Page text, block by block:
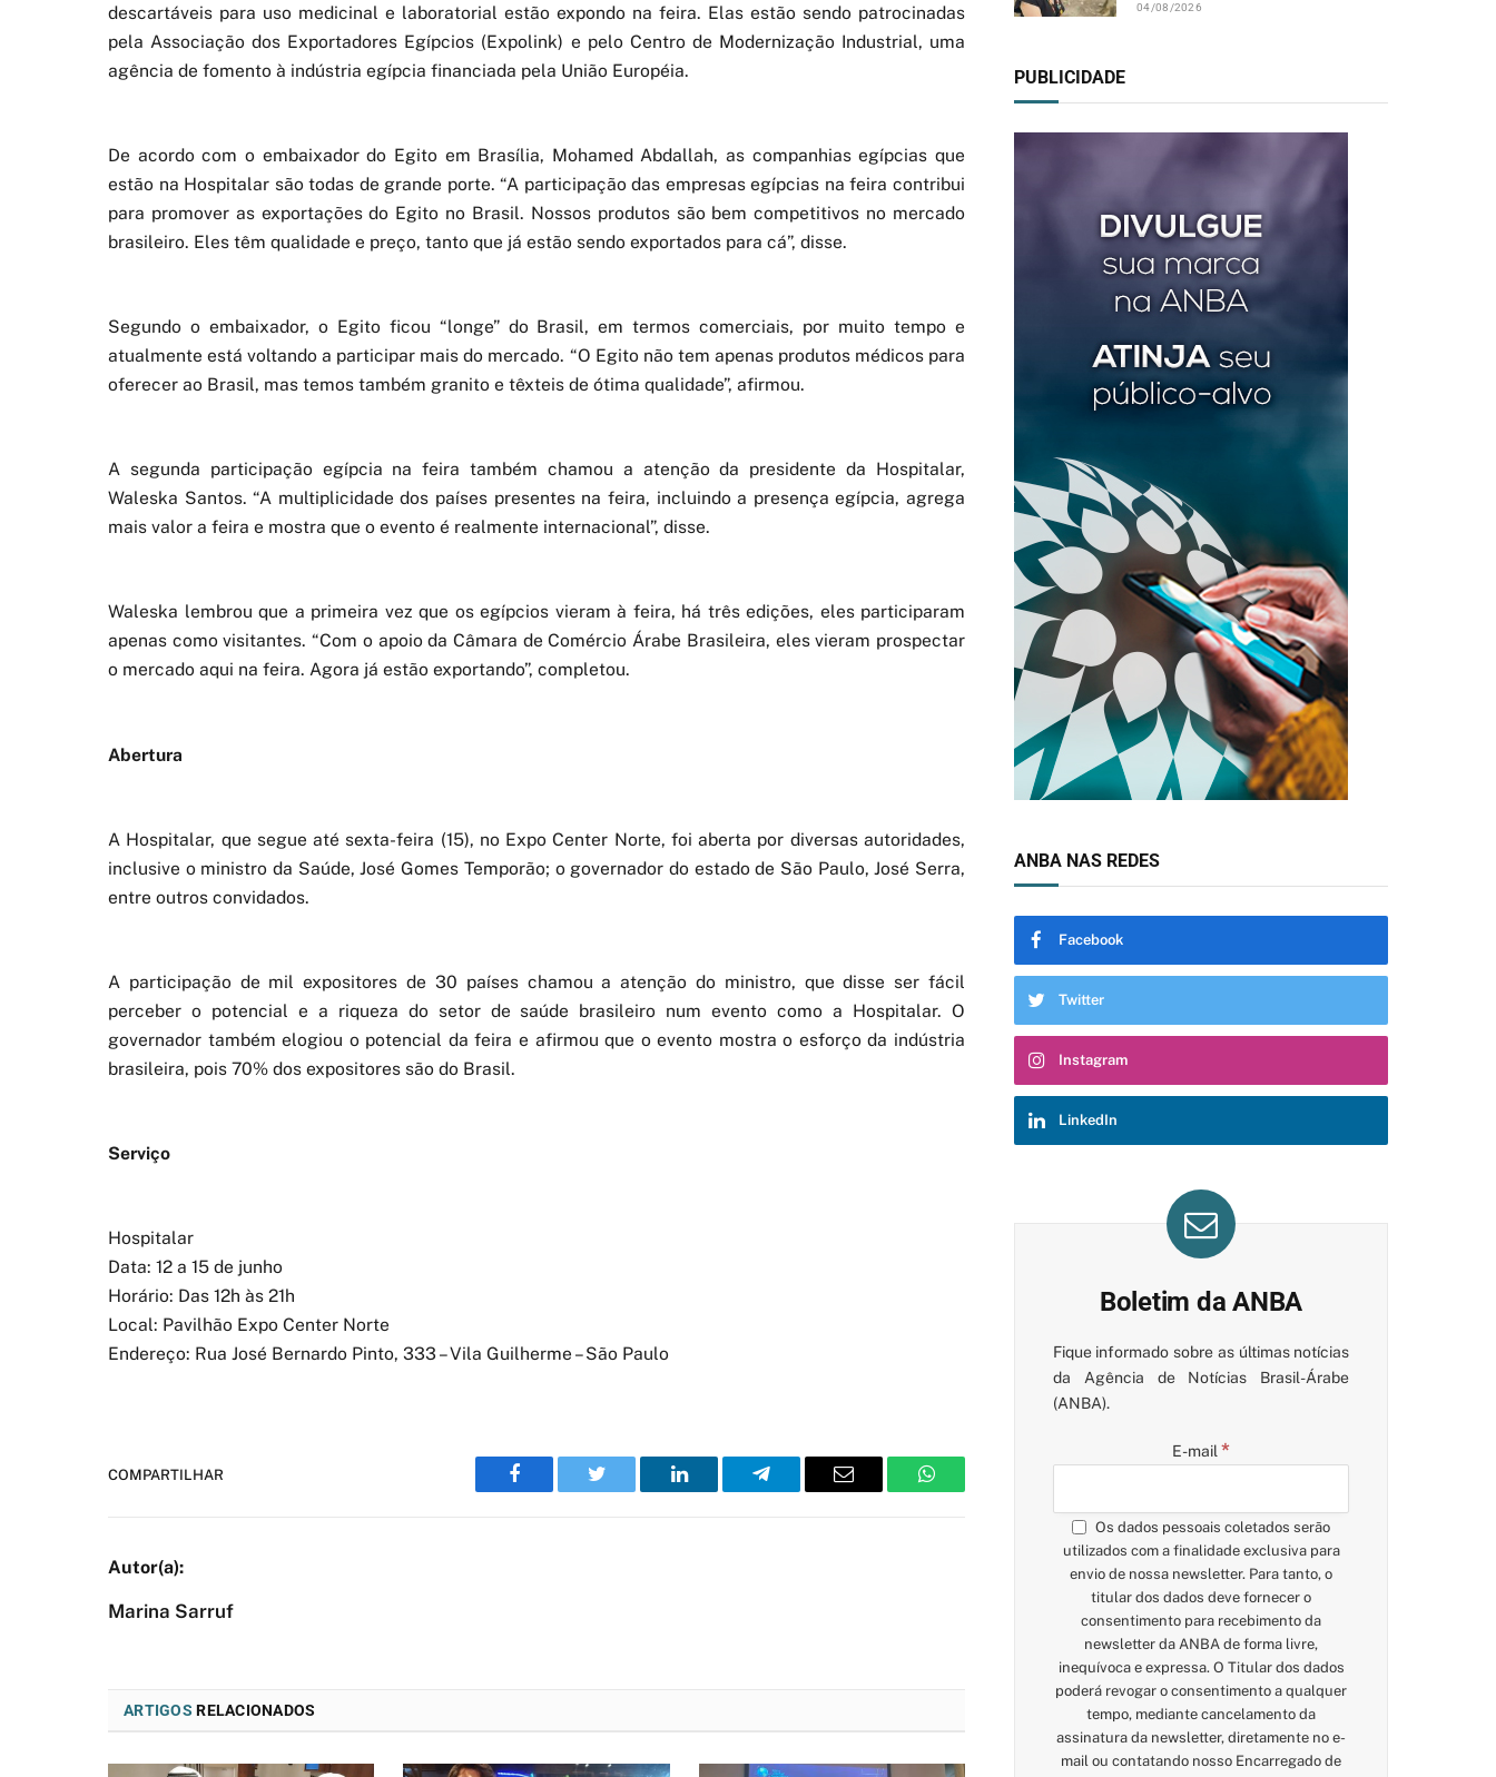
descartáveis para uso medicinal e laboratorial estão expondo na feira. Elas estão sendo patrocinadas
pela Associação dos Exportadores Egípcios (Expolink) e pelo Centro de Modernização Industrial, uma
agência de fomento à indústria egípcia financiada pela União Européia.
De acordo com o embaixador do Egito em Brasília, Mohamed Abdallah, as companhias egípcias que
estão na Hospitalar são todas de grande porte. “A participação das empresas egípcias na feira contribui
para promover as exportações do Egito no Brasil. Nossos produtos são bem competitivos no mercado
brasileiro. Eles têm qualidade e preço, tanto que já estão sendo exportados para cá”, disse.
Segundo o embaixador, o Egito ficou “longe” do Brasil, em termos comerciais, por muito tempo e
atualmente está voltando a participar mais do mercado. “O Egito não tem apenas produtos médicos para
oferecer ao Brasil, mas temos também granito e têxteis de ótima qualidade”, afirmou.
A segunda participação egípcia na feira também chamou a atenção da presidente da Hospitalar,
Waleska Santos. “A multiplicidade dos países presentes na feira, incluindo a presença egípcia, agrega
mais valor a feira e mostra que o evento é realmente internacional”, disse.
Waleska lembrou que a primeira vez que os egípcios vieram à feira, há três edições, eles participaram
apenas como visitantes. “Com o apoio da Câmara de Comércio Árabe Brasileira, eles vieram prospectar
o mercado aqui na feira. Agora já estão exportando”, completou.
Abertura
A Hospitalar, que segue até sexta-feira (15), no Expo Center Norte, foi aberta por diversas autoridades,
inclusive o ministro da Saúde, José Gomes Temporão; o governador do estado de São Paulo, José Serra,
entre outros convidados.
A participação de mil expositores de 30 países chamou a atenção do ministro, que disse ser fácil
perceber o potencial e a riqueza do setor de saúde brasileiro num evento como a Hospitalar. O
governador também elogiou o potencial da feira e afirmou que o evento mostra o esforço da indústria
brasileira, pois 70% dos expositores são do Brasil.
Serviço
Hospitalar
Data: 12 a 15 de junho
Horário: Das 12h às 21h
Local: Pavilhão Expo Center Norte
Endereço: Rua José Bernardo Pinto, 333 – Vila Guilherme – São Paulo
COMPARTILHAR
Facebook Twitter LinkedIn Telegram Email WhatsApp
Marina Sarruf
ARTIGOS RELACIONADOS
04/08/2026
PUBLICIDADE
ANBA NAS REDES
Facebook
Twitter
Instagram
LinkedIn
Boletim da ANBA
Fique informado sobre as últimas notícias
da Agência de Notícias Brasil-Árabe
(ANBA).
E-mail *
Os dados pessoais coletados serão
utilizados com a finalidade exclusiva para
envio de nossa newsletter. Para tanto, o
titular dos dados deve fornecer o
consentimento para recebimento da
newsletter da ANBA de forma livre,
inequívoca e expressa. O Titular dos dados
poderá revogar o consentimento a qualquer
tempo, mediante cancelamento da
assinatura da newsletter, diretamente no e-
mail ou contatando nosso Encarregado de